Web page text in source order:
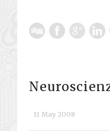
11 May 2008